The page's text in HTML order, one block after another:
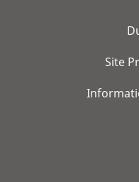
Site